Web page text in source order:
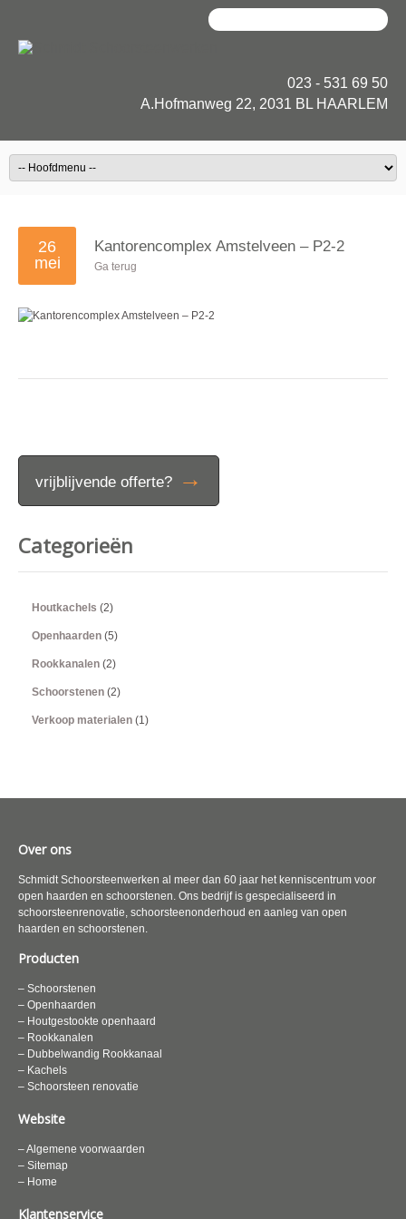
023 - 531 69 50
A.Hofmanweg 22, 2031 BL HAARLEM
Kantorencomplex Amstelveen – P2-2
26
mei
Ga terug
vrijblijvende offerte? →
Categorieën
Houtkachels (2)
Openhaarden (5)
Rookkanalen (2)
Schoorstenen (2)
Verkoop materialen (1)
Over ons
Schmidt Schoorsteenwerken al meer dan 60 jaar het kenniscentrum voor
open haarden en schoorstenen. Ons bedrijf is gespecialiseerd in
schoorsteenrenovatie, schoorsteenonderhoud en aanleg van open
haarden en schoorstenen.
Producten
– Schoorstenen
– Openhaarden
– Houtgestookte openhaard
– Rookkanalen
– Dubbelwandig Rookkanaal
– Kachels
– Schoorsteen renovatie
Website
– Algemene voorwaarden
– Sitemap
– Home
Klantenservice